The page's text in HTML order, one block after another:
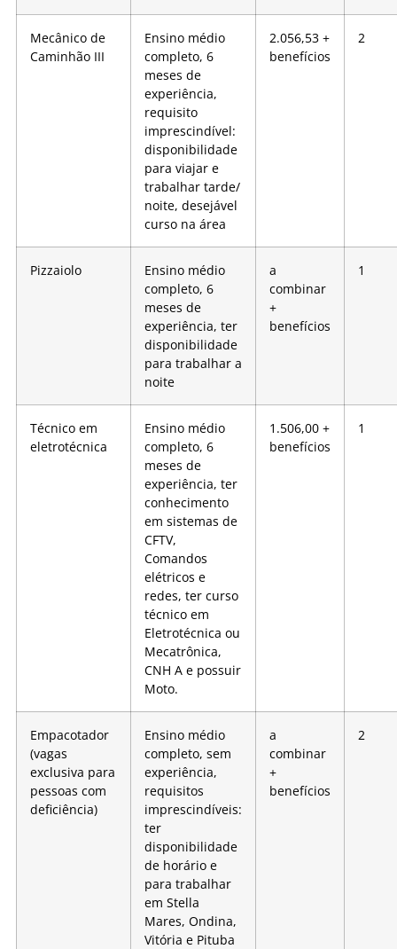
Mecânico de
Caminhão III
Ensino médio
completo, 6
meses de
experiência,
requisito
imprescindível:
disponibilidade
para viajar e
trabalhar tarde/
noite, desejável
curso na área
2.056,53 +
benefícios
2
Pizzaiolo
Ensino médio
completo, 6
meses de
experiência, ter
disponibilidade
para trabalhar a
noite
a
combinar
+
benefícios
1
Técnico em
eletrotécnica
Ensino médio
completo, 6
meses de
experiência, ter
conhecimento
em sistemas de
CFTV,
Comandos
elétricos e
redes, ter curso
técnico em
Eletrotécnica ou
Mecatrônica,
CNH A e possuir
Moto.
1.506,00 +
benefícios
1
Empacotador
(vagas
exclusiva para
pessoas com
deficiência)
Ensino médio
completo, sem
experiência,
requisitos
imprescindíveis:
ter
disponibilidade
de horário e
para trabalhar
em Stella
Mares, Ondina,
Vitória e Pituba
a
combinar
+
benefícios
2